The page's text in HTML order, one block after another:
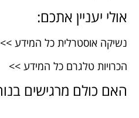
אולי יעניין אתכם:
נשיקה אוסטרלית כל המידע >>
הכרויות טלגרם כל המידע >>
האם כולם מרגישים